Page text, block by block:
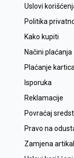
Uslovi
Politika
Kako kupiti
Načini plaćanja
Plaćanje
Isporuka
Reklamacije
Povraćaj
Pravo na
Zamjena